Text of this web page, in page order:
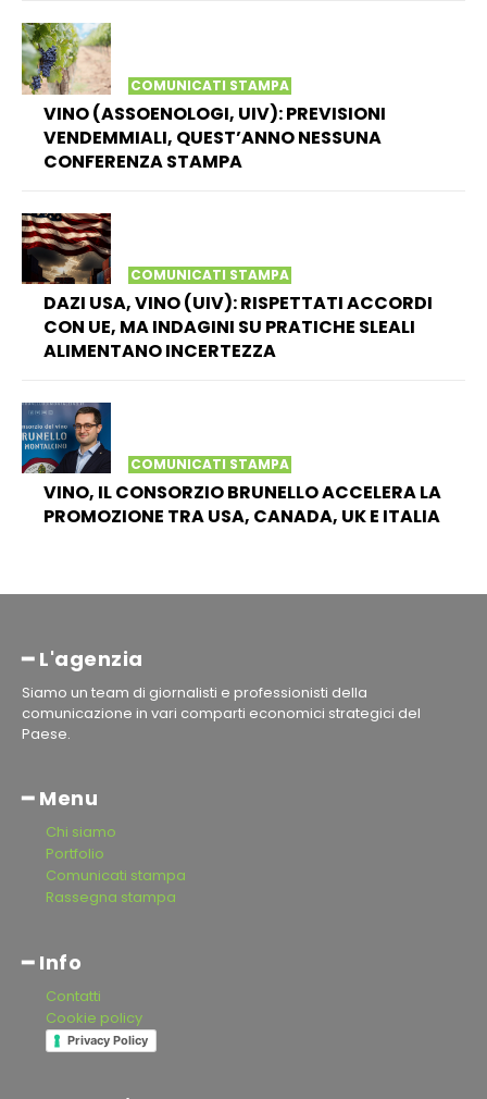
COMUNICATI STAMPA
VINO (ASSOENOLOGI, UIV): PREVISIONI
VENDEMMIALI, QUEST’ANNO NESSUNA
CONFERENZA STAMPA
COMUNICATI STAMPA
DAZI USA, VINO (UIV): RISPETTATI ACCORDI
CON UE, MA INDAGINI SU PRATICHE SLEALI
ALIMENTANO INCERTEZZA
COMUNICATI STAMPA
VINO, IL CONSORZIO BRUNELLO ACCELERA LA
PROMOZIONE TRA USA, CANADA, UK E ITALIA
━ L'agenzia
Siamo un team di giornalisti e professionisti della
comunicazione in vari comparti economici strategici del
Paese.
━ Menu
Chi siamo
Portfolio
Comunicati stampa
Rassegna stampa
━ Info
Contatti
Cookie policy
Privacy Policy